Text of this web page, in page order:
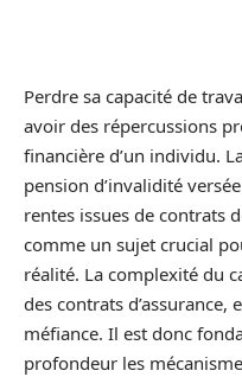
Perdre sa capacité de
avoir des répercussions
financière d’un individu.
pension d’invalidité
rentes issues de contrats
comme un sujet crucial
réalité. La complexité du
des contrats
méfiance. Il est donc
profondeur les